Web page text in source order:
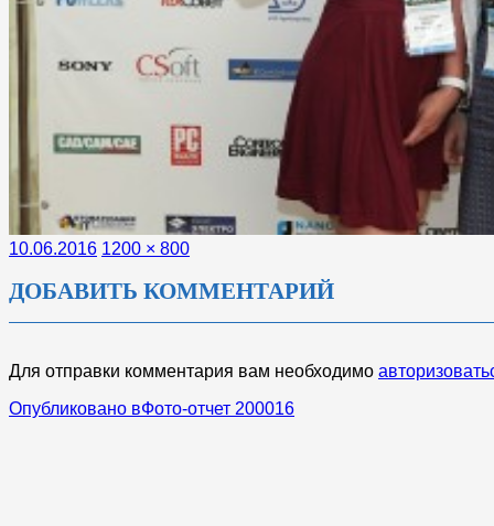
Опубликовано
10.06.2016 Полный
1200 × 800
ДОБАВИТЬ КОММЕНТАРИЙ
Для отправки комментария вам необходимо
НАВИГАЦИЯ
Опубликовано вФото-отчет 200016